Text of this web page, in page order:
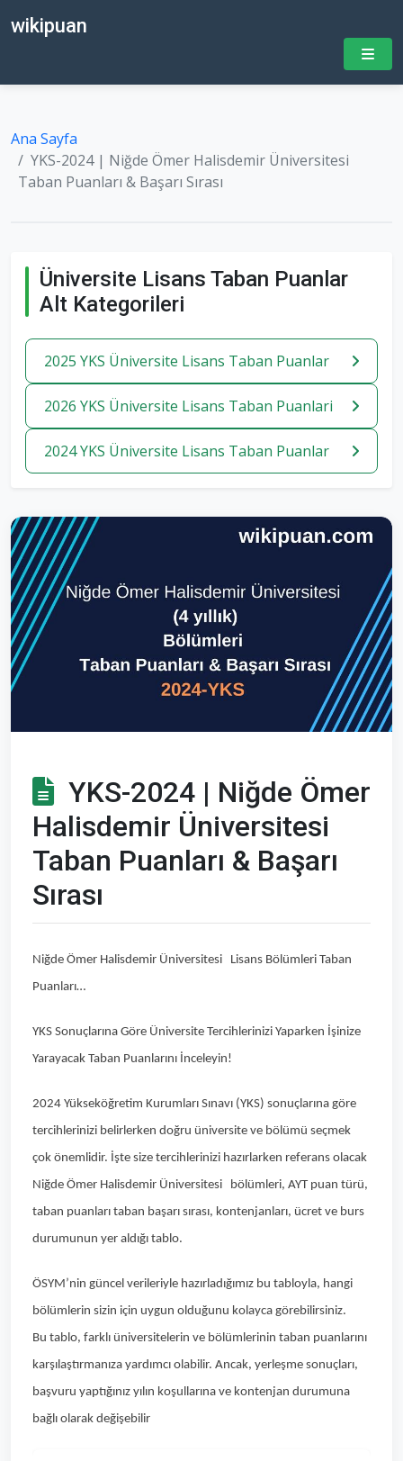
wikipuan
Ana Sayfa
YKS-2024 | Niğde Ömer Halisdemir Üniversitesi
Taban Puanları & Başarı Sırası
Üniversite Lisans Taban Puanlar
Alt Kategorileri
2025 YKS Üniversite Lisans Taban Puanlar
2026 YKS Üniversite Lisans Taban Puanlari
2024 YKS Üniversite Lisans Taban Puanlar
YKS-2024 | Niğde Ömer
Halisdemir Üniversitesi
Taban Puanları & Başarı
Sırası
Niğde Ömer Halisdemir Üniversitesi Lisans Bölümleri Taban
Puanları…
YKS Sonuçlarına Göre Üniversite Tercihlerinizi Yaparken İşinize
Yarayacak Taban Puanlarını İnceleyin!
2024 Yükseköğretim Kurumları Sınavı (YKS) sonuçlarına göre
tercihlerinizi belirlerken doğru üniversite ve bölümü seçmek
çok önemlidir. İşte size tercihlerinizi hazırlarken referans olacak
Niğde Ömer Halisdemir Üniversitesi bölümleri, AYT puan türü,
taban puanları taban başarı sırası, kontenjanları, ücret ve burs
durumunun yer aldığı tablo.
ÖSYM’nin güncel verileriyle hazırladığımız bu tabloyla, hangi
bölümlerin sizin için uygun olduğunu kolayca görebilirsiniz.
Bu tablo, farklı üniversitelerin ve bölümlerinin taban puanlarını
karşılaştırmanıza yardımcı olabilir. Ancak, yerleşme sonuçları,
başvuru yaptığınız yılın koşullarına ve kontenjan durumuna
bağlı olarak değişebilir